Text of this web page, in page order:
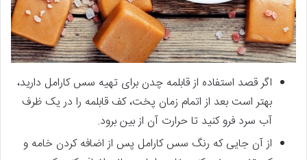
اگر قصد استفاده از قابلمه چدن برای تهیه سس کارامل دارید،
بهتر است بعد از اتمام زمان پخت، کف قابلمه را در یک ظرف
آب سرد فرو کنید تا حرارت آن از بین برود.
از آن جایی که رنگ سس کارامل پس از اضافه کردن خامه و